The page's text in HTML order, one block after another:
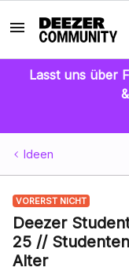
Lasst uns über
Ideen
VORERST NICHT
Deezer
25 //
Alter